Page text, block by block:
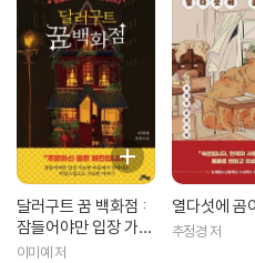
달러구트 꿈 백화점 :
잠들어야만 입장 가능
합니다
이미예 저
열다섯에 곰
추정경 저